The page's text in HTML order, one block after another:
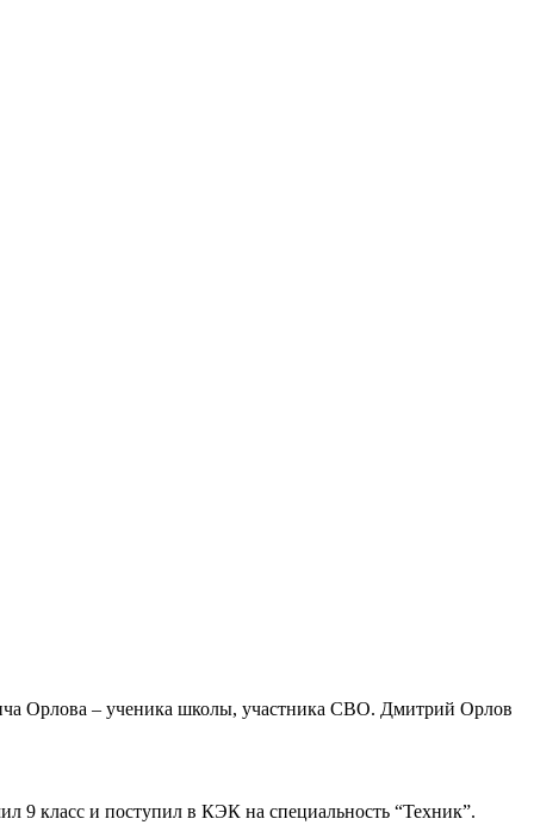
Орлова – ученика школы, участника СВО. Дмитрий Орлов
9 класс и поступил в КЭК на специальность “Техник”.